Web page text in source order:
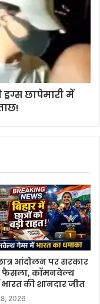
छापेमारी में
आंदोलन पर सरकार
फैसला, कॉमनवेल्थ
की शानदार जीत
2026